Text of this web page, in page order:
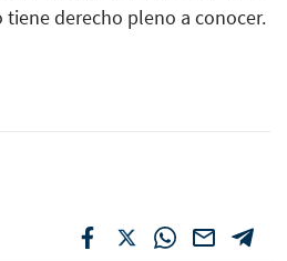
derecho pleno a conocer.